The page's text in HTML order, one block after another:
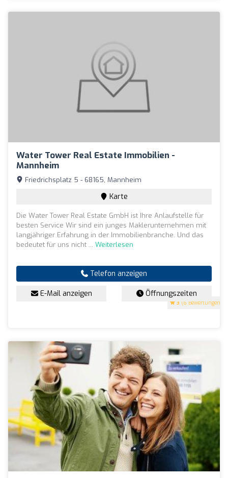
Water Tower Real Estate Immobilien -
Mannheim
3 (6 Bewertungen)
Friedrichsplatz 5 - 68165, Mannheim
Karte
Die Water Tower Real Estate GmbH ist Ihre Anlaufstelle für
besten Service Wir sind ein junges Maklerunternehmen mit
langjähriger Erfahrung in der Immobilienbranche. Und das
bedeutet für uns nicht ... Weiterlesen
Telefon anzeigen
E-Mail anzeigen Öffnungszeiten